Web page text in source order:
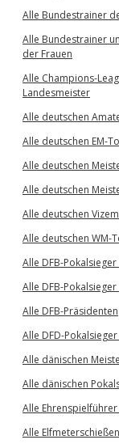
Alle Bundestrainer
Alle Bundestrainer
der Frauen
Alle Champions-
Landesmeister
Alle deutschen
Alle deutschen EM-
Alle deutschen
Alle deutschen
Alle deutschen
Alle deutschen WM-
Alle DFB-
Alle DFB-
Alle DFB-Präsidenten
Alle DFD-
Alle dänischen
Alle dänischen
Alle
Alle